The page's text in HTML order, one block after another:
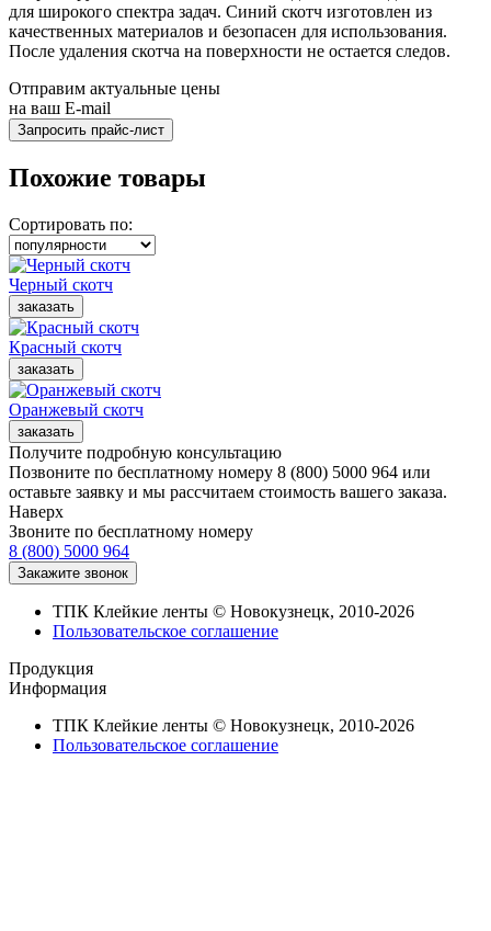
для широкого спектра задач. Синий скотч изготовлен из
качественных материалов и безопасен для использования.
После удаления скотча на поверхности не остается следов.
Отправим актуальные цены
на ваш E-mail
Похожие товары
Сортировать по:
Черный скотч
Красный скотч
Оранжевый скотч
Получите подробную консультацию
Позвоните по бесплатному номеру 8 (800) 5000 964 или
оставьте заявку и мы рассчитаем стоимость вашего заказа.
Наверх
Звоните по бесплатному номеру
8 (800) 5000 964
ТПК Клейкие ленты © Новокузнецк, 2010-2026
Пользовательское соглашение
Продукция
Информация
ТПК Клейкие ленты © Новокузнецк, 2010-2026
Пользовательское соглашение